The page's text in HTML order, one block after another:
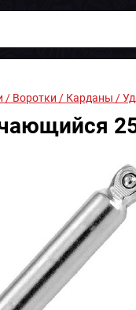
/ Воротки / Карданы /